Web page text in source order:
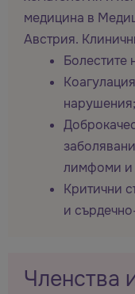
медицина в
Австрия.
Болестите
нарушения;
лимфоми и
Критични
и
Членства